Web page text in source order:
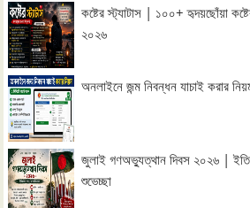
কষ্টের স্ট্যাটাস | ১০০+ হৃদয়ছোঁয়া
২০২৬
অনলাইনে জন্ম নিবন্ধন যাচাই করার
জুলাই গণঅভ্যুত্থান দিবস ২০২৬ |
শুভেচ্ছা